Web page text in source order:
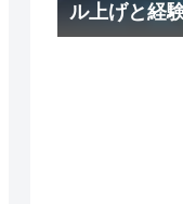
ル上げと経
ラーズ】